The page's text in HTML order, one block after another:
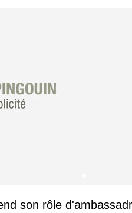
son rôle